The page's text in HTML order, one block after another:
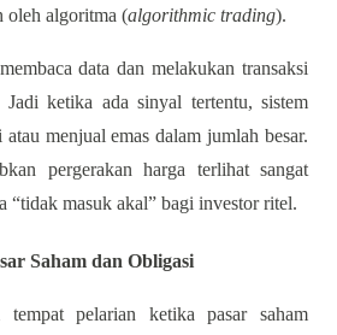
oleh algoritma (algorithmic trading).
data dan melakukan transaksi
ketika ada sinyal tertentu, sistem
menjual emas dalam jumlah besar.
pergerakan harga terlihat sangat
“tidak masuk akal” bagi investor ritel.
Saham dan Obligasi
tempat pelarian ketika pasar saham